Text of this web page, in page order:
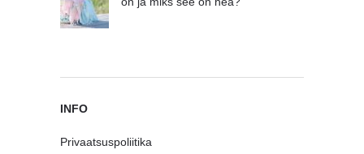
INFO
Privaatsuspoliitika